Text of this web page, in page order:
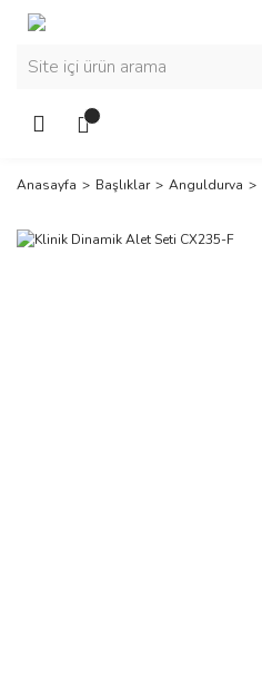
Anasayfa Başlıklar Anguldurva